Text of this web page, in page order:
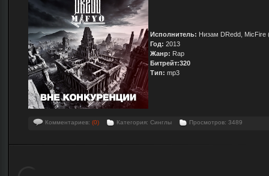
Исполнитель: Низам DRedd, MicFire
Год: 2013
Жанр: Rap
Битрейт:320
Тип: mp3
Комментариев: (0) Категория: Синглы Просмотров: 3489